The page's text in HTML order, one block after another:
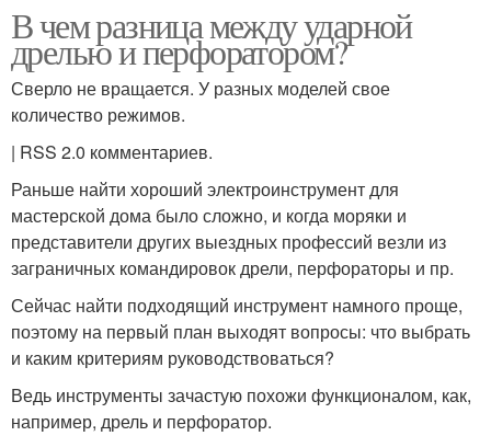
В чем разница между ударной
дрелью и перфоратором?
Сверло не вращается. У разных моделей свое
количество режимов.
| RSS 2.0 комментариев.
Раньше найти хороший электроинструмент для
мастерской дома было сложно, и когда моряки и
представители других выездных профессий везли из
заграничных командировок дрели, перфораторы и пр.
Сейчас найти подходящий инструмент намного проще,
поэтому на первый план выходят вопросы: что выбрать
и каким критериям руководствоваться?
Ведь инструменты зачастую похожи функционалом, как,
например, дрель и перфоратор.